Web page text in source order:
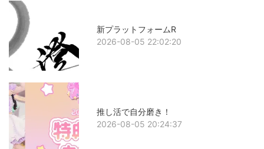
新プラットフォームR
2026-08-05 22:02:20
推し活で自分磨き！
2026-08-05 20:24:37